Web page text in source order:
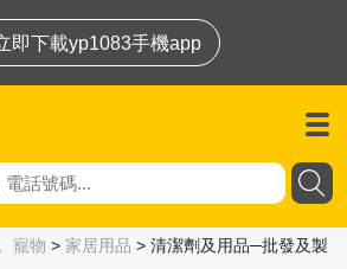
即下載yp1083手機app
寵物 > 家居用品 > 清潔劑及用品─批發及製